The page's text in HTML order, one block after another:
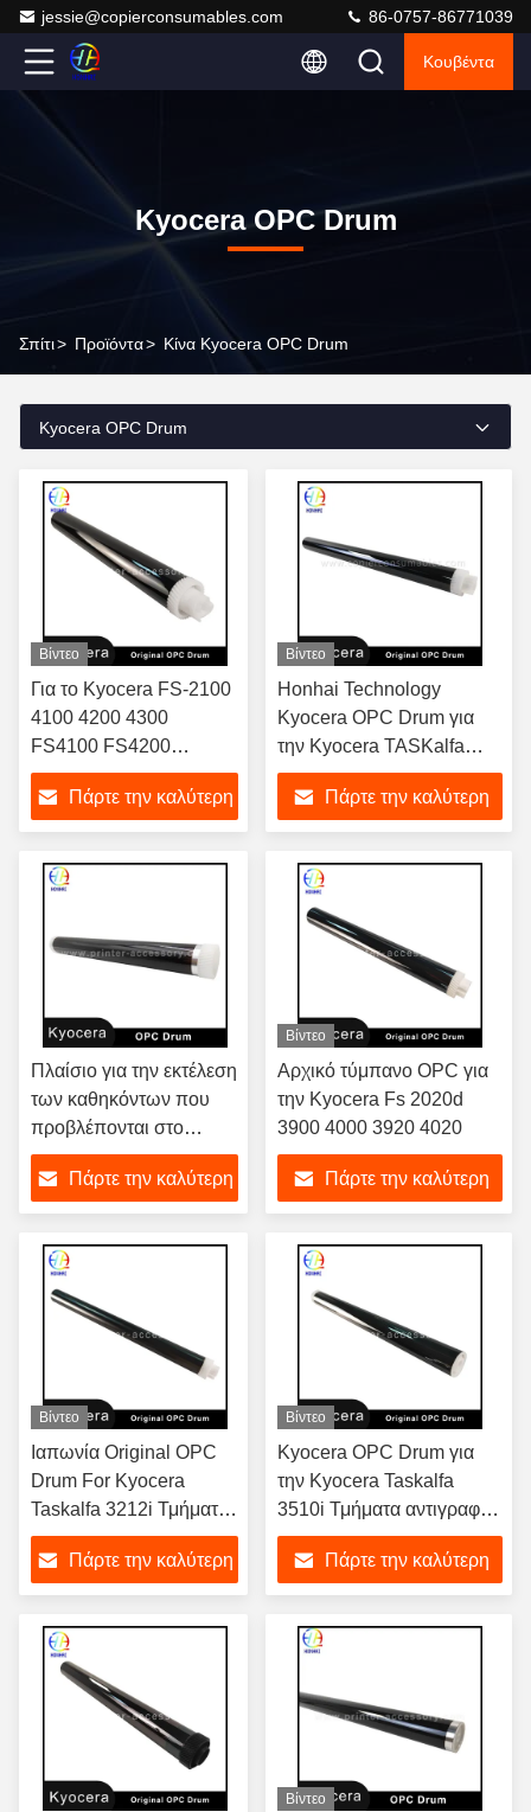
jessie@copierconsumables.com 86-0757-86771039
Κουβέντα
Kyocera OPC Drum
Σπίτι> Προϊόντα> Κίνα Kyocera OPC Drum
Kyocera OPC Drum
Βίντεο
Για το Kyocera FS-2100
4100 4200 4300
FS4100 FS4200
FS4300 FS2100
Πάρτε την καλύτερη
Βίντεο
Honhai Technology
Kyocera OPC Drum για
την Kyocera TASKalfa
3010i 3510i TA3510i
Πάρτε την καλύτερη
Πλαίσιο για την εκτέλεση
των καθηκόντων που
προβλέπονται στο
παράρτημα I του
κανονισμού (ΕΚ) αριθ.
Πάρτε την καλύτερη
Βίντεο
Αρχικό τύμπανο OPC για
την Kyocera Fs 2020d
3900 4000 3920 4020
Πάρτε την καλύτερη
Βίντεο
Ιαπωνία Original OPC
Drum For Kyocera
Taskalfa 3212i Τμήματα
αντιγραφής μονάδας
τύπου τύπου τύπου
Πάρτε την καλύτερη
Βίντεο
Kyocera OPC Drum για
την Kyocera Taskalfa
3510i Τμήματα αντιγραφής
Ιαπωνία
Πάρτε την καλύτερη
Βίντεο